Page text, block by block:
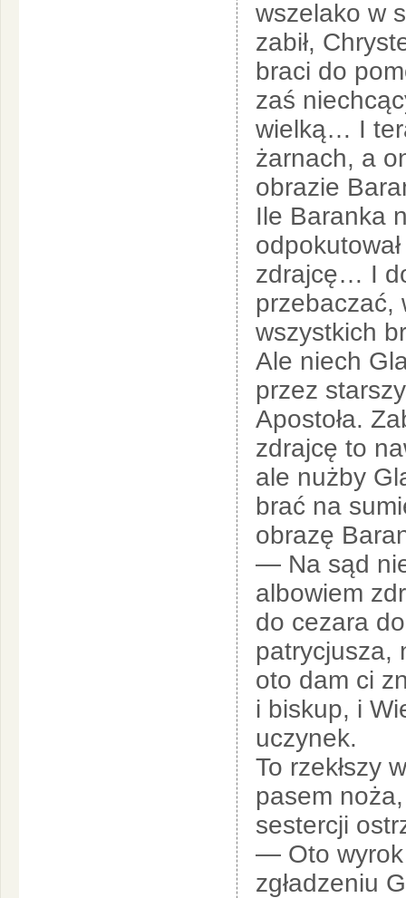
wszelako w
zabił,
braci do
zaś
wielką… I
żarnach, a
obrazie
Ile Baranka
zdrajcę… I
przebaczać,
wszystkich
Ale niech
przez
Apostoła.
zdrajcę to
ale nużby
brać na
obrazę
— Na sąd
albowiem
do cezara
patrycjusza,
oto dam ci
i biskup, i
uczynek.
To rzekłszy
pasem
sestercji
— Oto wyrok
zgładzeniu